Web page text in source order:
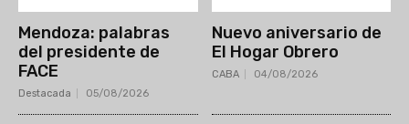
Mendoza: palabras
del presidente de
FACE
Destacada 05/08/2026
Nuevo aniversario de
El Hogar Obrero
CABA 04/08/2026